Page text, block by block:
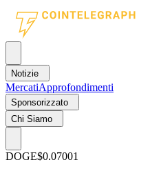
Notizie
MercatiApprofondimenti
Sponsorizzato
Chi Siamo
DOGE$0.07001